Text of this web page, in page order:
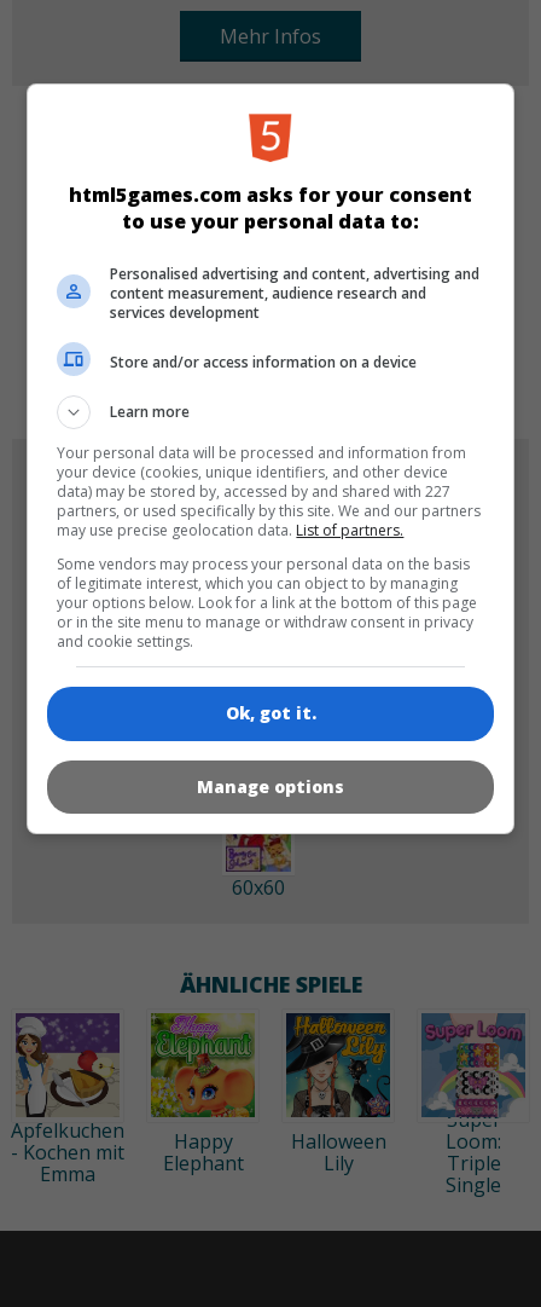
Mehr Infos
KATEGORIEN
Mädchen
SPRACHEN
de tr en
SPIEL-ICONS
180x180 120x120
60x60
ÄHNLICHE SPIELE
Apfelkuchen
- Kochen mit
Emma
Happy
Elephant
Halloween
Lily
Super
Loom:
Triple
Single
html5games.com asks for your consent
to use your personal data to:
Personalised advertising and content, advertising and
content measurement, audience research and
services development
Store and/or access information on a device
Learn more
Your personal data will be processed and information from
your device (cookies, unique identifiers, and other device
data) may be stored by, accessed by and shared with 227
partners, or used specifically by this site. We and our partners
may use precise geolocation data. List of partners.
Some vendors may process your personal data on the basis
of legitimate interest, which you can object to by managing
your options below. Look for a link at the bottom of this page
or in the site menu to manage or withdraw consent in privacy
and cookie settings.
Ok, got it.
Manage options